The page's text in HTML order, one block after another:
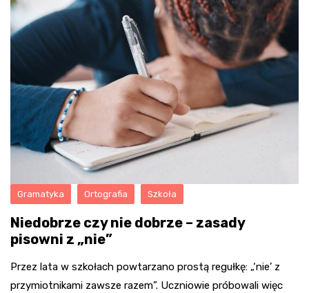
Gramatyka Ortografia Szkoła
Niedobrze czy nie dobrze – zasady
pisowni z „nie”
Przez lata w szkołach powtarzano prostą regułkę: „‘nie’ z
przymiotnikami zawsze razem”. Uczniowie próbowali więc